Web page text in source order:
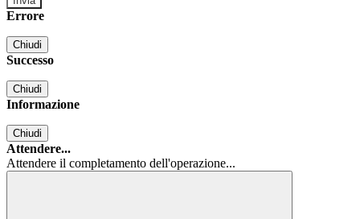
Errore
Chiudi
Successo
Chiudi
Informazione
Chiudi
Attendere...
Attendere il completamento dell'operazione...